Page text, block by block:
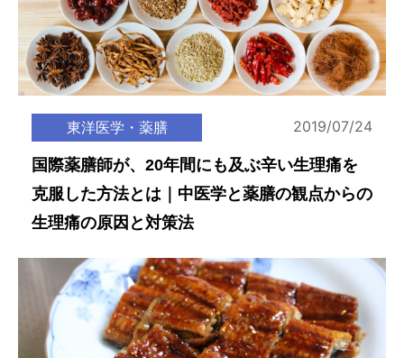
東洋医学・薬膳 2019/07/24
国際薬膳師が、20年間にも及ぶ辛い生理痛を
克服した方法とは｜中医学と薬膳の観点からの
生理痛の原因と対策法